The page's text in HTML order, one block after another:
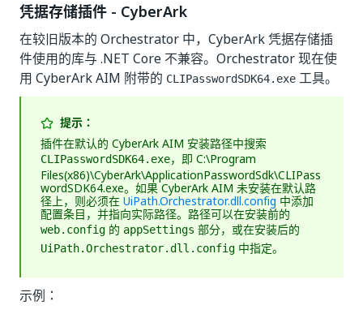
凭据存储插件 - CyberArk
在较旧版本的 Orchestrator 中，CyberArk 凭据存储插
件使用的库与 .NET Core 不兼容。Orchestrator 现在使
用 CyberArk AIM 附带的 CLIPasswordSDK64.exe 工具。
提示：
插件在默认的 CyberArk AIM 安装路径中搜索
CLIPasswordSDK64.exe，即 C:\Program
Files(x86)\CyberArk\ApplicationPasswordSdk\CLIPass
wordSDK64.exe。如果 CyberArk AIM 未安装在默认路
径上，则必须在 UiPath.Orchestrator.dll.config 中添加
配置条目，并指向实际路径。路径可以在安装前的
web.config 的 appSettings 部分，或在安装后的
UiPath.Orchestrator.dll.config 中指定。
示例：